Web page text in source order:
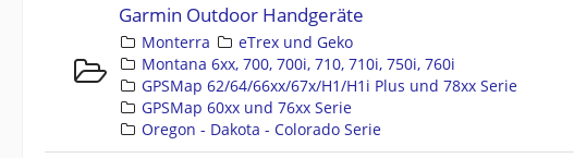
Garmin Outdoor Handgeräte
Monterra
eTrex und Geko
Montana 6xx, 700, 700i, 710, 710i, 750i, 760i
GPSMap 62/64/66xx/67x/H1/H1i Plus und 78xx Serie
GPSMap 60xx und 76xx Serie
Oregon - Dakota - Colorado Serie